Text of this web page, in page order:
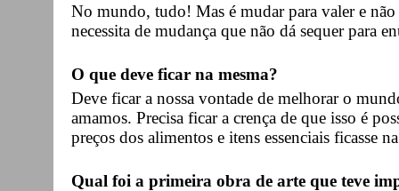
No mundo, tudo! Mas é mudar para valer e não
necessita de mudança que não dá sequer para
O que deve ficar na mesma?
Deve ficar a nossa vontade de melhorar o
amamos. Precisa ficar a crença de que isso é
preços dos alimentos e itens essenciais ficasse
Qual foi a primeira obra de arte que teve